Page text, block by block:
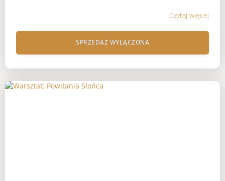
Czytaj więcej
SPRZEDAŻ WYŁĄCZONA